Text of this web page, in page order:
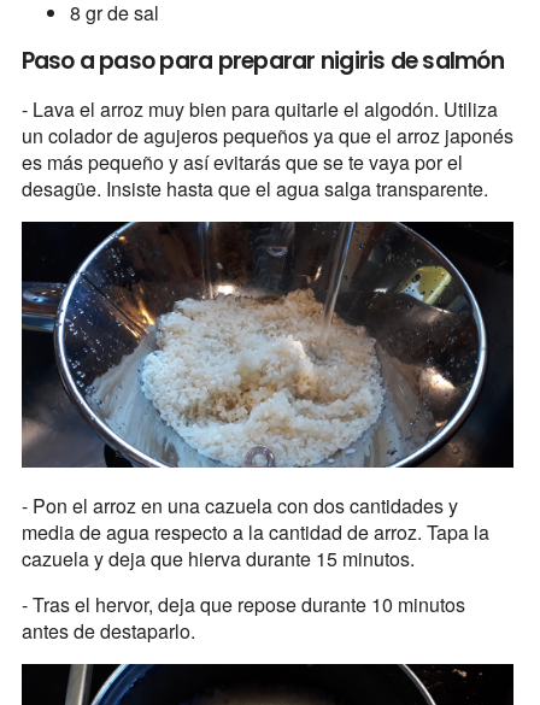
8 gr de sal
Paso a paso para preparar nigiris de salmón
- Lava el arroz muy bien para quitarle el algodón. Utiliza
un colador de agujeros pequeños ya que el arroz japonés
es más pequeño y así evitarás que se te vaya por el
desagüe. Insiste hasta que el agua salga transparente.
- Pon el arroz en una cazuela con dos cantidades y
media de agua respecto a la cantidad de arroz. Tapa la
cazuela y deja que hierva durante 15 minutos.
- Tras el hervor, deja que repose durante 10 minutos
antes de destaparlo.